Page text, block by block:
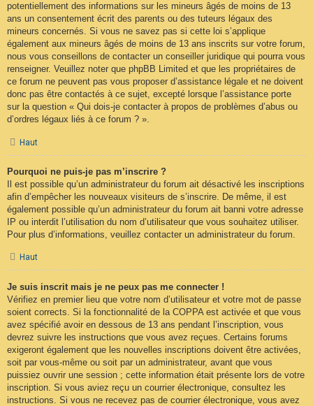
potentiellement des informations sur les mineurs âgés de moins de 13
ans un consentement écrit des parents ou des tuteurs légaux des
mineurs concernés. Si vous ne savez pas si cette loi s’applique
également aux mineurs âgés de moins de 13 ans inscrits sur votre forum,
nous vous conseillons de contacter un conseiller juridique qui pourra vous
renseigner. Veuillez noter que phpBB Limited et que les propriétaires de
ce forum ne peuvent pas vous proposer d’assistance légale et ne doivent
donc pas être contactés à ce sujet, excepté lorsque l’assistance porte
sur la question « Qui dois-je contacter à propos de problèmes d’abus ou
d’ordres légaux liés à ce forum ? ».
Haut
Pourquoi ne puis-je pas m’inscrire ?
Il est possible qu’un administrateur du forum ait désactivé les inscriptions
afin d’empêcher les nouveaux visiteurs de s’inscrire. De même, il est
également possible qu’un administrateur du forum ait banni votre adresse
IP ou interdit l’utilisation du nom d’utilisateur que vous souhaitez utiliser.
Pour plus d’informations, veuillez contacter un administrateur du forum.
Haut
Je suis inscrit mais je ne peux pas me connecter !
Vérifiez en premier lieu que votre nom d’utilisateur et votre mot de passe
soient corrects. Si la fonctionnalité de la COPPA est activée et que vous
avez spécifié avoir en dessous de 13 ans pendant l’inscription, vous
devrez suivre les instructions que vous avez reçues. Certains forums
exigeront également que les nouvelles inscriptions doivent être activées,
soit par vous-même ou soit par un administrateur, avant que vous
puissiez ouvrir une session ; cette information était présente lors de votre
inscription. Si vous aviez reçu un courrier électronique, consultez les
instructions. Si vous ne recevez pas de courrier électronique, vous avez